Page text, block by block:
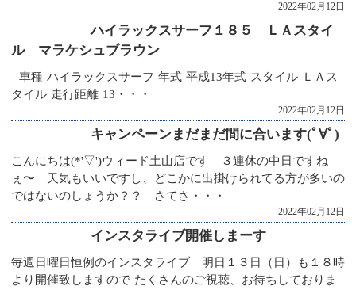
2022年02月12日
ハイラックスサーフ１８５ ＬＡスタイ
ル マラケシュブラウン
車種 ハイラックスサーフ 年式 平成13年式 スタイル ＬＡス
タイル 走行距離 13・・・
2022年02月12日
キャンペーンまだまだ間に合います(ﾟ∀ﾟ)
こんにちは(*'▽')ウィード土山店です ３連休の中日ですね
ぇ〜 天気もいいですし、どこかに出掛けられてる方が多いの
ではないのしょうか？？ さてさ・・・
2022年02月12日
インスタライブ開催しまーす
毎週日曜日恒例のインスタライブ 明日１３日（日）も１８時
より開催致しますので たくさんのご視聴、お待ちしておりま